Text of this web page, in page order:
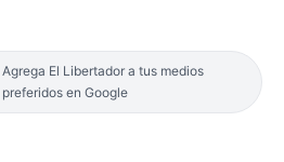
Agrega El Libertador a tus medios
preferidos en Google